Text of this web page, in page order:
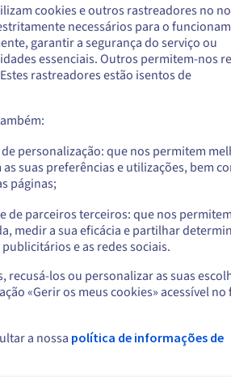
restrição geográfica.
e notificações
expiração
cookies e outros rastreadores no
necessários para o
garantir a segurança do serviço ou
essenciais. Outros permitem-nos
rastreadores estão isentos de
personalização: que nos permitem
suas preferências e utilizações, bem
páginas;
de parceiros terceiros: que nos permitem
medir a sua eficácia e partilhar
e as redes sociais.
recusá-los ou personalizar as suas
«Gerir os meus cookies» acessível no
a nossa política de informações de